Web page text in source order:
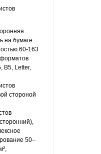
на бумаге
60-163
форматов
B5, Letter,
стороной
50–